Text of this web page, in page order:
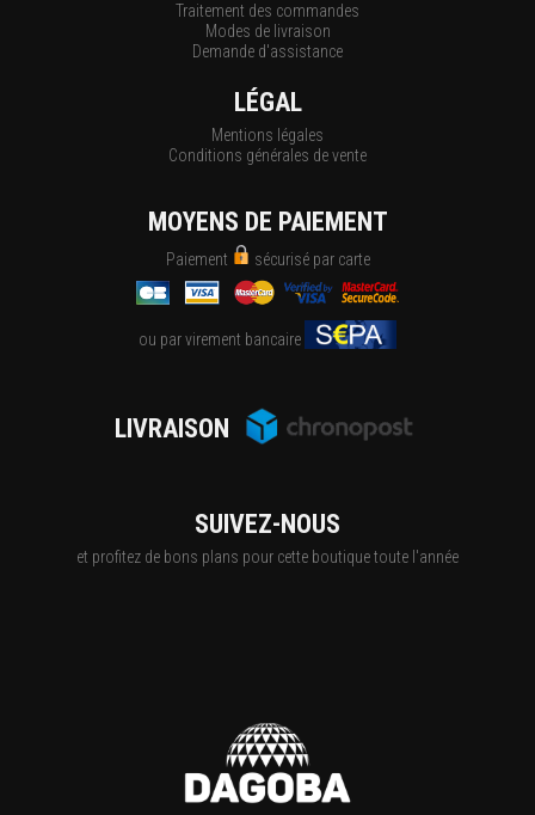
Traitement des commandes
Modes de livraison
Demande d'assistance
LÉGAL
Mentions légales
Conditions générales de vente
MOYENS DE PAIEMENT
Paiement sécurisé par carte
ou par virement bancaire
LIVRAISON
SUIVEZ-NOUS
et profitez de bons plans pour cette boutique toute l'année